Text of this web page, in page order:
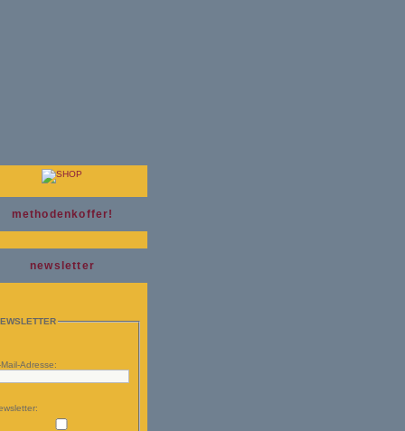
methodenkoffer!
newsletter
Adresse: